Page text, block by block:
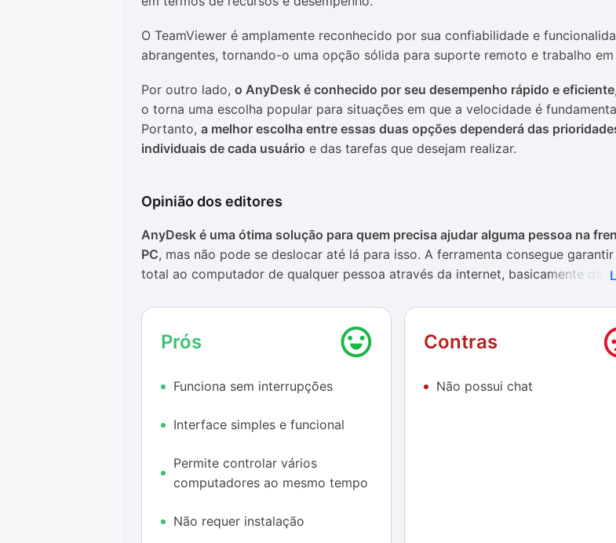
O TeamViewer é amplamente reconhecido por sua confiabilidade e
abrangentes, tornando-o uma opção sólida para suporte remoto e trabalho em
Por outro lado, o AnyDesk é conhecido por seu desempenho rápido e eficiente
o torna uma escolha popular para situações em que a velocidade é
Portanto, a melhor escolha entre essas duas opções dependerá das
individuais de cada usuário e das tarefas que desejam realizar.
Opinião dos editores
AnyDesk é uma ótima solução para quem precisa ajudar alguma pessoa na
PC, mas não pode se deslocar até lá para isso. A ferramenta consegue garantir
total ao computador de qualquer pessoa através da internet, basicamente da
A diferença entre os dois programas é que o AnyDesk é mais simples e direto.
uma interface mais intuitiva e que lembra muito oGoogle Chrome
, funcionando
possível controlar mais de uma Área de trabalho remota na mesma janela
essa interface é muito agradável aos olhos, contando com cores sólidas e
Funciona bem
Em nossos testes, oAnyDesk funcionou perfeitamente bem
Prós
Funciona sem interrupções
Interface simples e funcional
Permite controlar vários
computadores ao mesmo tempo
Não requer instalação
Contras
Não possui chat